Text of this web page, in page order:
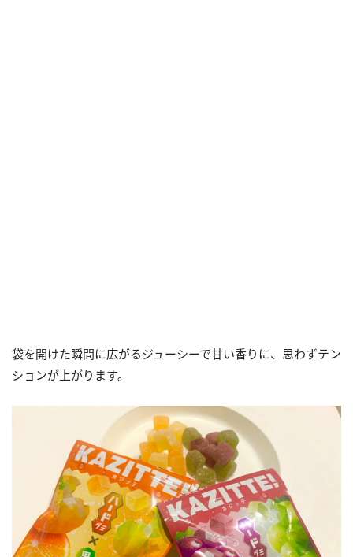
袋を開けた瞬間に広がるジューシーで甘い香りに、思わずテン
ションが上がります。